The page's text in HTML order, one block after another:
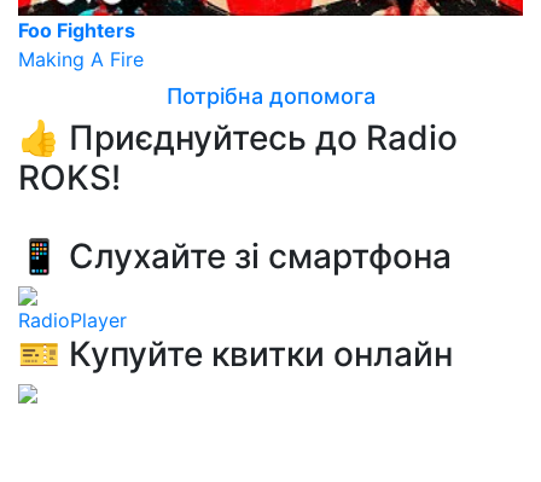
Foo Fighters
Making A Fire
Потрібна допомога
👍 Приєднуйтесь до Radio
ROKS!
📱 Слухайте зі смартфона
RadioPlayer
🎫 Купуйте квитки онлайн